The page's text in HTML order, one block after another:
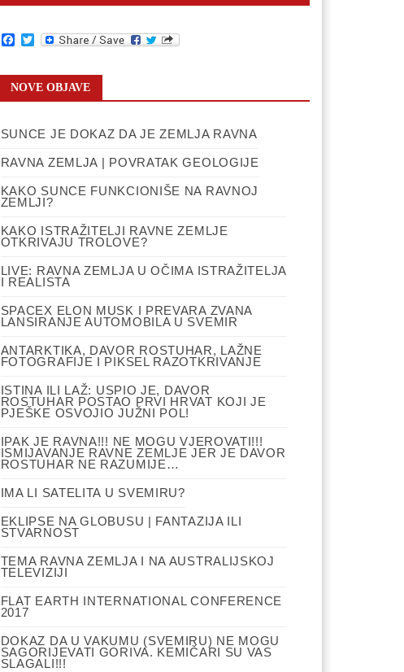
Facebook
Twitter
NOVE OBJAVE
SUNCE JE DOKAZ DA JE ZEMLJA RAVNA
RAVNA ZEMLJA | POVRATAK GEOLOGIJE
KAKO SUNCE FUNKCIONIŠE NA RAVNOJ
ZEMLJI?
KAKO ISTRAŽITELJI RAVNE ZEMLJE
OTKRIVAJU TROLOVE?
LIVE: RAVNA ZEMLJA U OČIMA ISTRAŽITELJA
I REALISTA
SPACEX ELON MUSK I PREVARA ZVANA
LANSIRANJE AUTOMOBILA U SVEMIR
ANTARKTIKA, DAVOR ROSTUHAR, LAŽNE
FOTOGRAFIJE I PIKSEL RAZOTKRIVANJE
ISTINA ILI LAŽ: USPIO JE, DAVOR
ROSTUHAR POSTAO PRVI HRVAT KOJI JE
PJEŠKE OSVOJIO JUŽNI POL!
IPAK JE RAVNA!!! NE MOGU VJEROVATI!!!
ISMIJAVANJE RAVNE ZEMLJE JER JE DAVOR
ROSTUHAR NE RAZUMIJE…
IMA LI SATELITA U SVEMIRU?
EKLIPSE NA GLOBUSU | FANTAZIJA ILI
STVARNOST
TEMA RAVNA ZEMLJA I NA AUSTRALIJSKOJ
TELEVIZIJI
FLAT EARTH INTERNATIONAL CONFERENCE
2017
DOKAZ DA U VAKUMU (SVEMIRU) NE MOGU
SAGORIJEVATI GORIVA. KEMIČARI SU VAS
SLAGALI!!!